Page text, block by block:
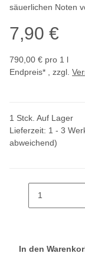
säuerlichen Noten
7,90 €
790,00 € pro 1 l
Endpreis* , zzgl.
1 Stck. Auf Lager
Lieferzeit: 1 - 3
abweichend)
In den